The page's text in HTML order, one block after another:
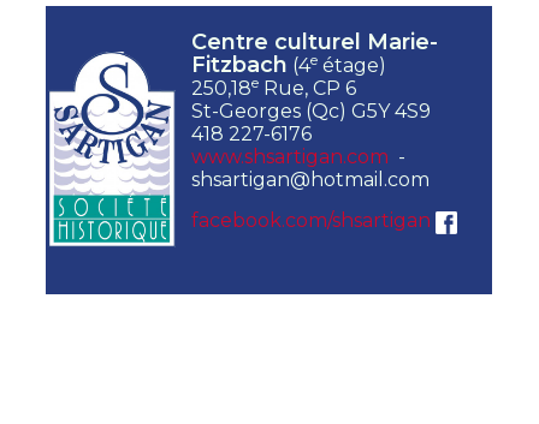
Centre culturel Marie-
Fitzbach (4e étage)
250,18e Rue, CP 6
St-Georges (Qc) G5Y 4S9
418 227-6176
www.shsartigan.com -
shsartigan@hotmail.com
facebook.com/shsartigan